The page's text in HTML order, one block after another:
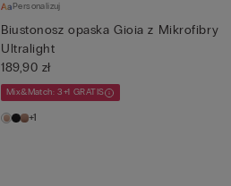
Personalizuj
Biustonosz opaska Gioia z Mikrofibry
Ultralight
189,90 zł
Mix&Match: 3+1 GRATIS
+1